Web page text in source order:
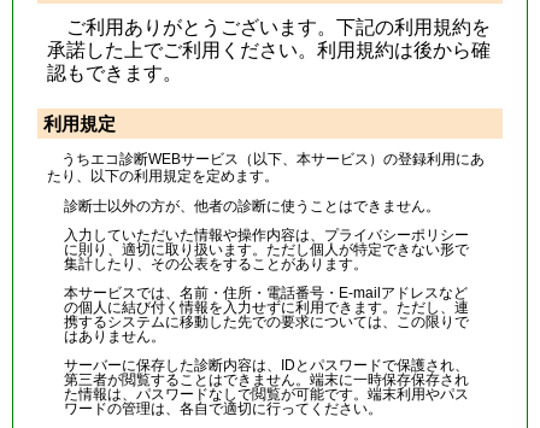
ご利用ありがとうございます。下記の利用規約を
承諾した上でご利用ください。利用規約は後から確
認もできます。
利用規定
うちエコ診断WEBサービス（以下、本サービス）の登録利用にあ
たり、以下の利用規定を定めます。
診断士以外の方が、他者の診断に使うことはできません。
入力していただいた情報や操作内容は、プライバシーポリシー
に則り、適切に取り扱います。ただし個人が特定できない形で
集計したり、その公表をすることがあります。
本サービスでは、名前・住所・電話番号・E-mailアドレスなど
の個人に結び付く情報を入力せずに利用できます。ただし、連
携するシステムに移動した先での要求については、この限りで
はありません。
サーバーに保存した診断内容は、IDとパスワードで保護され、
第三者が閲覧することはできません。端末に一時保存保存され
た情報は、パスワードなしで閲覧が可能です。端末利用やパス
ワードの管理は、各自で適切に行ってください。